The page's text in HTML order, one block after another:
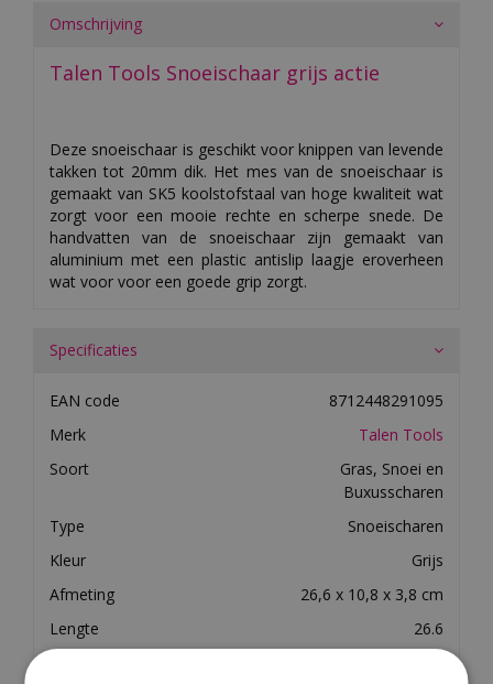
Omschrijving
Talen Tools Snoeischaar grijs actie
Deze snoeischaar is geschikt voor knippen van levende
takken tot 20mm dik. Het mes van de snoeischaar is
gemaakt van SK5 koolstofstaal van hoge kwaliteit wat
zorgt voor een mooie rechte en scherpe snede. De
handvatten van de snoeischaar zijn gemaakt van
aluminium met een plastic antislip laagje eroverheen
wat voor voor een goede grip zorgt.
Specificaties
EAN code
8712448291095
Merk
Talen Tools
Soort
Gras, Snoei en
Buxusscharen
Type
Snoeischaren
Kleur
Grijs
Afmeting
26,6 x 10,8 x 3,8 cm
Lengte
26.6